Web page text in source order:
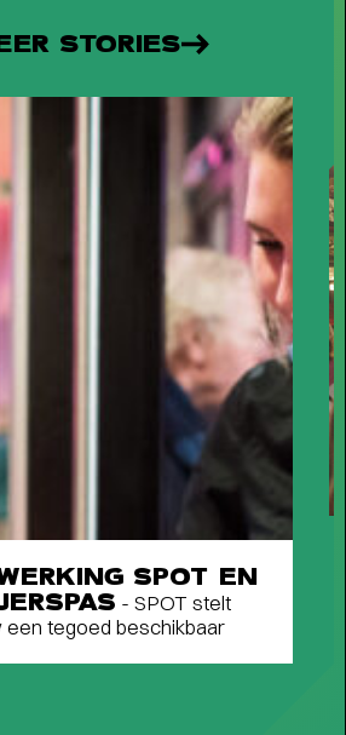
100 JAAR
- Legendarische
op de Drafbaan
STORIES
SPOT EN
- SPOT stelt
een tegoed beschikbaar